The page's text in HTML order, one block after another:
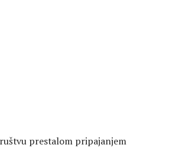
prestalom pripajanjem